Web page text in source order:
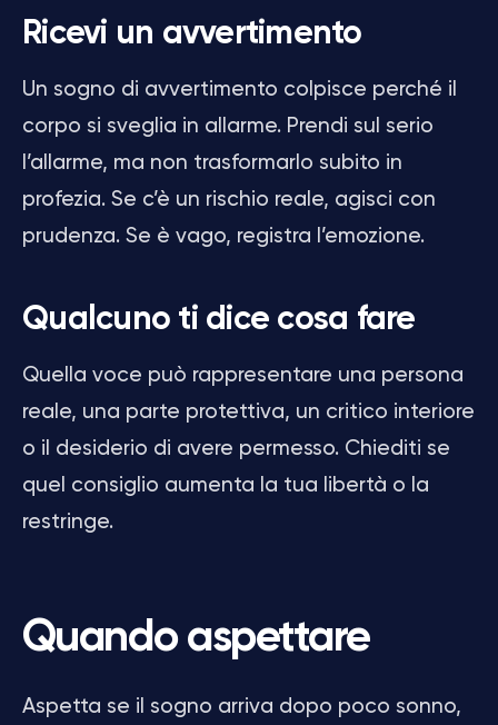
Ricevi un avvertimento
Un sogno di avvertimento colpisce perché il
corpo si sveglia in allarme. Prendi sul serio
l’allarme, ma non trasformarlo subito in
profezia. Se c’è un rischio reale, agisci con
prudenza. Se è vago, registra l’emozione.
Qualcuno ti dice cosa fare
Quella voce può rappresentare una persona
reale, una parte protettiva, un critico interiore
o il desiderio di avere permesso. Chiediti se
quel consiglio aumenta la tua libertà o la
restringe.
Quando aspettare
Aspetta se il sogno arriva dopo poco sonno,